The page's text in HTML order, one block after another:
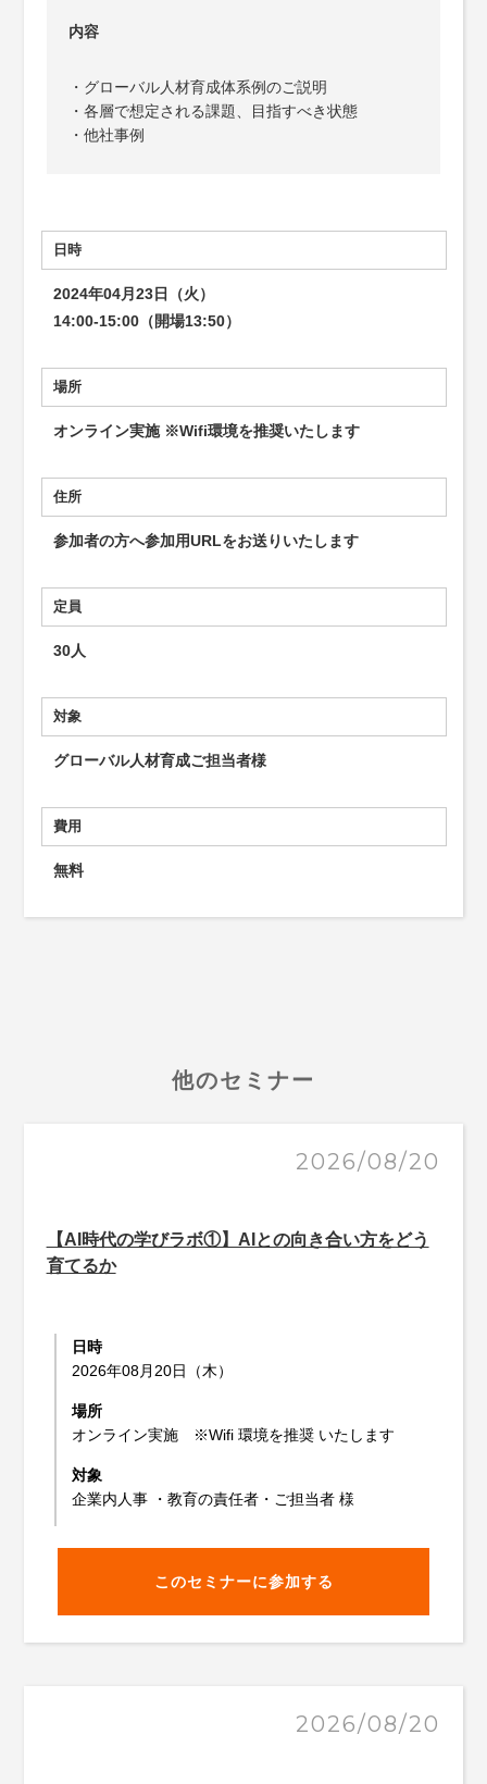
内容
・グローバル人材育成体系例のご説明
・各層で想定される課題、目指すべき状態
・他社事例
日時
2024年04月23日（火）
14:00-15:00（開場13:50）
場所
オンライン実施 ※Wifi環境を推奨いたします
住所
参加者の方へ参加用URLをお送りいたします
定員
30人
対象
グローバル人材育成ご担当者様
費用
無料
他のセミナー
2026/08/20
【AI時代の学びラボ①】AIとの向き合い方をどう
育てるか
日時
2026年08月20日（木）
場所
オンライン実施 ※Wifi 環境を推奨 いたします
対象
企業内人事 ・教育の責任者・ご担当者 様
このセミナーに参加する
2026/08/20